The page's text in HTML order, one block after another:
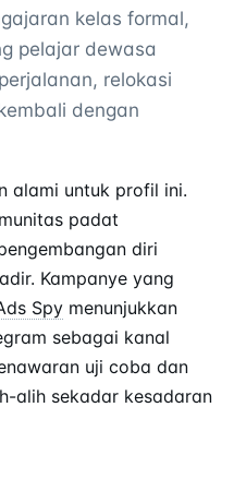
kelas formal,
pelajar dewasa
relokasi
dengan
alami untuk profil ini.
padat
diri
Kampanye yang
Spy menunjukkan
sebagai kanal
uji coba dan
alih sekadar kesadaran